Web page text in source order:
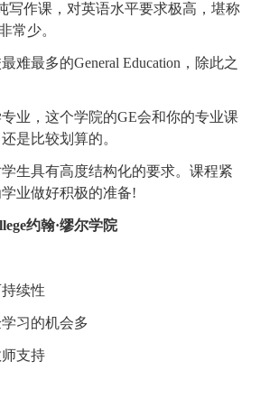
写作课，对英语水平要求极高，堪称
常少。
最多的General Education，除此之
，这个学院的GE会和你的专业课
是比较划算的。
具有高度结构化的要求。课程紧
业做好积极的准备!
约翰·缪尔学院
续性
习的机会多
支持